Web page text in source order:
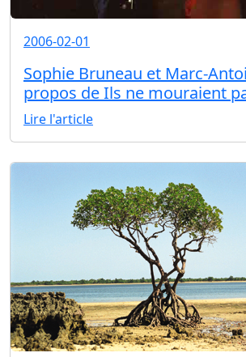
2006-02-01
Sophie Bruneau et Marc-
propos de Ils ne mouraient
Lire l'article